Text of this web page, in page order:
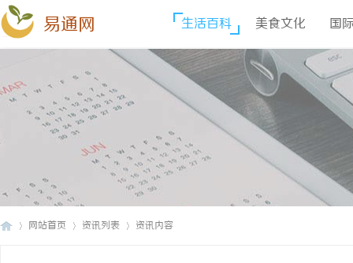
易通网 生活百科 美食文化 国
网站首页 资讯列表 资讯内容